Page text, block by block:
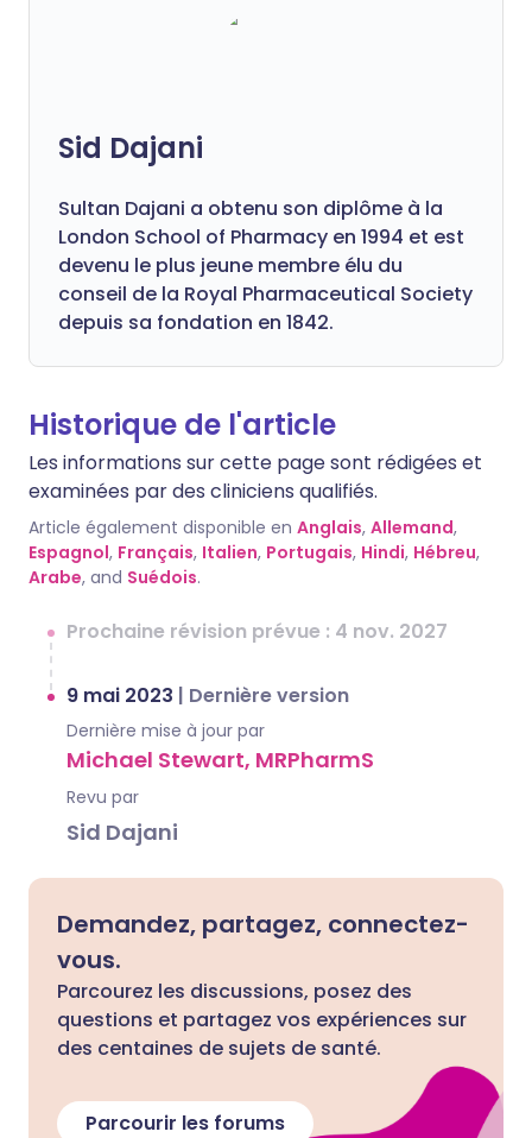
Sid Dajani
Sultan Dajani a obtenu son diplôme à la
London School of Pharmacy en 1994 et est
devenu le plus jeune membre élu du
conseil de la Royal Pharmaceutical Society
depuis sa fondation en 1842.
Historique de l'article
Les informations sur cette page sont rédigées et
examinées par des cliniciens qualifiés.
Article également disponible en Anglais, Allemand,
Espagnol, Français, Italien, Portugais, Hindi, Hébreu,
Arabe, and Suédois.
Prochaine révision prévue : 4 nov. 2027
9 mai 2023 | Dernière version
Dernière mise à jour par
Michael Stewart, MRPharmS
Revu par
Sid Dajani
Demandez, partagez, connectez-
vous.
Parcourez les discussions, posez des
questions et partagez vos expériences sur
des centaines de sujets de santé.
Parcourir les forums